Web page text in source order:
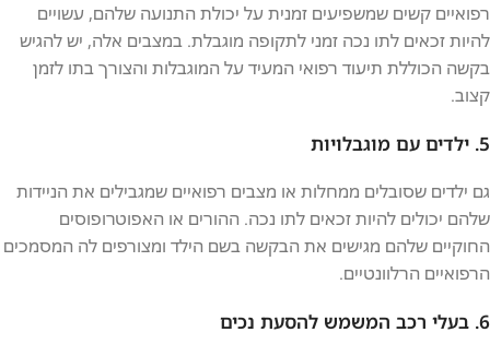
רפואיים קשים שמשפיעים זמנית על יכולת התנועה שלהם, עשויים
להיות זכאים לתו נכה זמני לתקופה מוגבלת. במצבים אלה, יש להגיש
בקשה הכוללת תיעוד רפואי המעיד על המוגבלות והצורך בתו לזמן
קצוב.
5. ילדים עם מוגבלויות
גם ילדים שסובלים ממחלות או מצבים רפואיים שמגבילים את הניידות
שלהם יכולים להיות זכאים לתו נכה. ההורים או האפוטרופוסים
החוקיים שלהם מגישים את הבקשה בשם הילד ומצורפים לה המסמכים
הרפואיים הרלוונטיים.
6. בעלי רכב המשמש להסעת נכים